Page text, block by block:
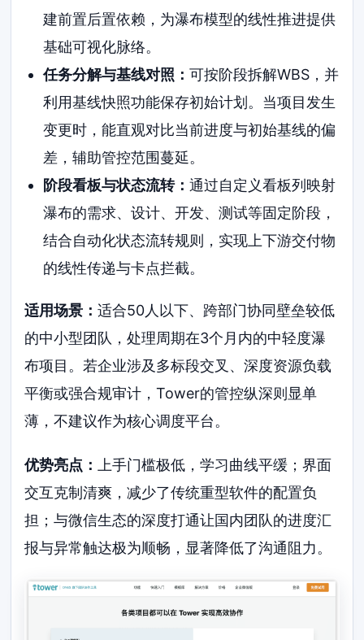
建前置后置依赖，为瀑布模型的线性推进提供
基础可视化脉络。
任务分解与基线对照： 可按阶段拆解WBS，并
利用基线快照功能保存初始计划。当项目发生
变更时，能直观对比当前进度与初始基线的偏
差，辅助管控范围蔓延。
阶段看板与状态流转： 通过自定义看板列映射
瀑布的需求、设计、开发、测试等固定阶段，
结合自动化状态流转规则，实现上下游交付物
的线性传递与卡点拦截。
适用场景：适合50人以下、跨部门协同壁垒较低
的中小型团队，处理周期在3个月内的中轻度瀑
布项目。若企业涉及多标段交叉、深度资源负载
平衡或强合规审计，Tower的管控纵深则显单
薄，不建议作为核心调度平台。
优势亮点：
上手门槛极低，学习曲线平缓；界面
交互克制清爽，减少了传统重型软件的配置负
担；与微信生态的深度打通让国内团队的进度汇
报与异常触达极为顺畅，显著降低了沟通阻力。